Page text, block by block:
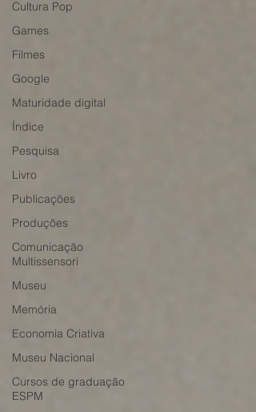
Cultura Pop
Games
Filmes
Google
Maturidade digital
Índice
Pesquisa
Livro
Publicações
Produções
Comunicação
Multissensori
Museu
Memória
Economia Criativa
Museu Nacional
Cursos de graduação
ESPM